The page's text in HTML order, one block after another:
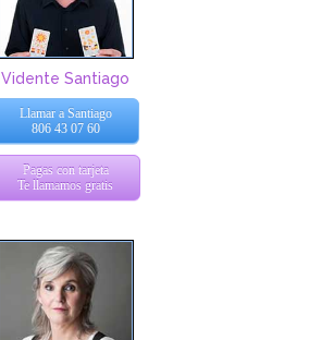
Vidente Santiago
Llamar a Santiago
806 43 07 60
Pagas con tarjeta
Te llamamos gratis